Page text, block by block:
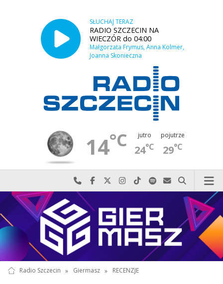
SŁUCHAJ TERAZ
RADIO SZCZECIN NA
WIECZÓR do 04:00
Małgorzata Frymus, Anna Kolmer,
Joanna Skonieczna
14°C jutro
24°C
pojutrze
29°C
Najlepiej po prostu do nas zadzwoń
Odwiedź nas na Facebook-u
Odwiedź nas na X
Odwiedź nas na Instagram-ie
Odwiedź nas na TikTok-u
Szukaj nas na Spotify
Wyślij do nas
Szukaj
Radio Szczecin » Giermasz » RECENZJE